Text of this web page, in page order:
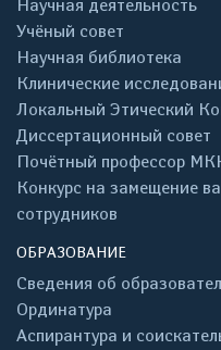
Научная деятельность
Учёный совет
Научная библиотека
Клинические
Локальный Этический
Диссертационный совет
Почётный профессор
Конкурс на замещение
сотрудников
ОБРАЗОВАНИЕ
Сведения об
Ординатура
Аспирантура и